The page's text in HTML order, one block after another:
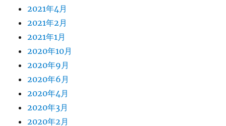
2021年4月
2021年2月
2021年1月
2020年10月
2020年9月
2020年6月
2020年4月
2020年3月
2020年2月